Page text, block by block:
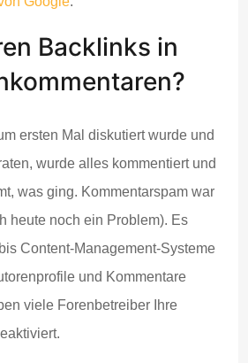
Backlinks in
ersten Mal diskutiert wurde und
wurde alles kommentiert und
was ging. Kommentarspam war
heute noch ein Problem). Es
Content-Management-Systeme
und Kommentare
viele Forenbetreiber Ihre